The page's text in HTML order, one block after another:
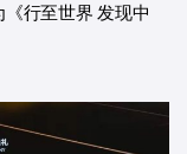
行至世界 发现中